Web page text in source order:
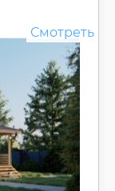
Смотреть